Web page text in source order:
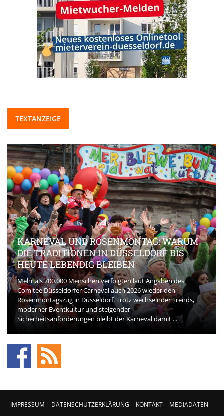
TEXTANZEIGE
KARNEVAL UND ROSENMONTAG: WARUM
DIE TRADITIONEN IN DÜSSELDORF BIS
HEUTE LEBENDIG BLEIBEN
Mehr als 700.000 Menschen verfolgten laut Angaben des
Comitee Düsseldorfer Carneval auch 2026 wieder den
Rosenmontagszug in Düsseldorf. Trotz wechselnder Trends,
moderner Eventkultur und steigender
Sicherheitsanforderungen bleibt der Karneval damit ...
IMPRESSUM DATENSCHUTZERKLÄRUNG KONTAKT MEDIADATEN